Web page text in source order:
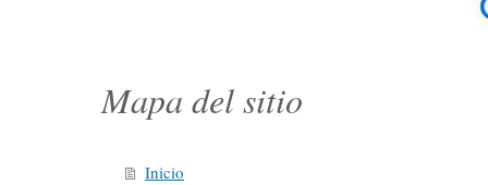
Mapa del sitio
Inicio